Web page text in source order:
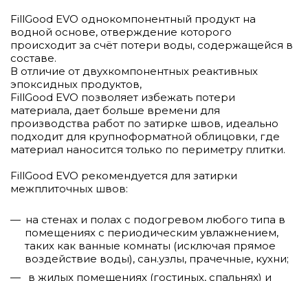
FillGood EVO однокомпонентный продукт на
водной основе, отверждение которого
происходит за счёт потери воды, содержащейся в
составе.
В отличие от двухкомпонентных реактивных
эпоксидных продуктов,
FillGood EVO позволяет избежать потери
материала, дает больше времени для
производства работ по затирке швов, идеально
подходит для крупноформатной облицовки, где
материал наносится только по периметру плитки.
FillGood EVO рекомендуется для затирки
межплиточных швов:
на стенах и полах с подогревом любого типа в
помещениях с периодическим увлажнением,
таких как ванные комнаты (исключая прямое
воздействие воды), сан.узлы, прачечные, кухни;
в жилых помещениях (гостиных, спальнях) и